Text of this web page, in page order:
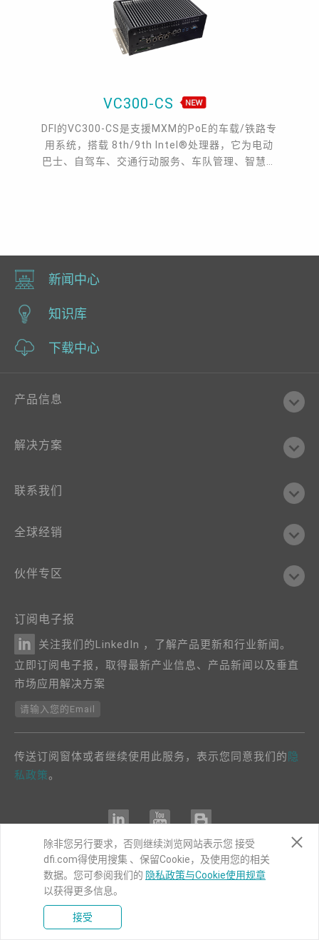
VC300-CS
DFI的VC300-CS是支援MXM的PoE的车载/铁路专
用系统，搭载 8th/9th Intel®处理器，它为电动
巴士、自驾车、交通行动服务、车队管理、智慧计
新闻中心
知识库
下载中心
产品信息
解决方案
联系我们
全球经销
伙伴专区
订阅电子报
关注我们的LinkedIn ，了解产品更新和行业新闻。
立即订阅电子报，取得最新产业信息、产品新闻以及垂直
市场应用解决方案
请输入您的Email
传送订阅窗体或者继续使用此服务，表示您同意我们的 隐
私政策。
COPYRIGHT©DFI2024. ALL RIGHTS RESERVED.
|隐私权政策
除非您另行要求，否则继续浏览网站表示您 接受
dfi.com得使用搜集 、保留Cookie，及使用您的相关
数据。您可参阅我们的 隐私政策与Cookie使用规章
以获得更多信息。
接受